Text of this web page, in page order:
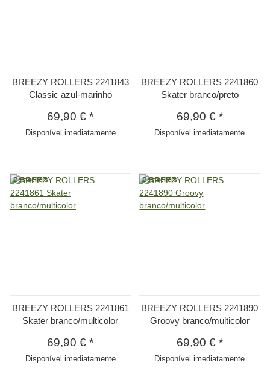
BREEZY ROLLERS 2241843
Classic azul-marinho
69,90 €*
Disponível imediatamente
BREEZY ROLLERS 2241860
Skater branco/preto
69,90 € *
Disponível imediatamente
Bestsellers
BREEZY ROLLERS 2241861
Skater branco/multicolor
69,90 €*
Disponível imediatamente
Bestsellers
BREEZY ROLLERS 2241890
Groovy branco/multicolor
69,90 € *
Disponível imediatamente